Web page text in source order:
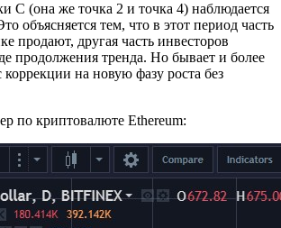
С (она же точка 2 и точка 4) наблюдается
объясняется тем, что в этот период часть
продают, другая часть инвесторов
продолжения тренда. Но бывает и более
на новую фазу роста без
по криптовалюте Ethereum: